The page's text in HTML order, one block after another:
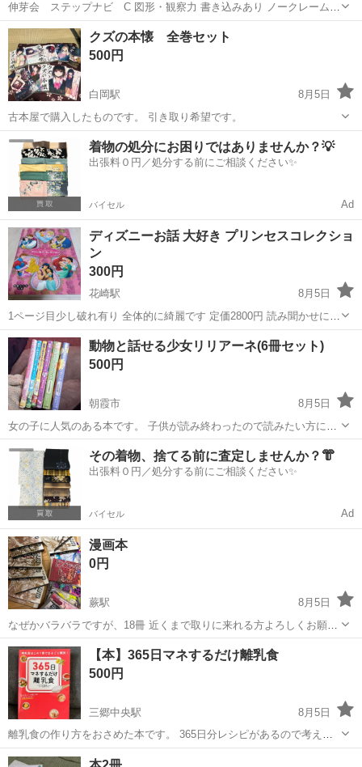
伸芽会 ステップナビ C 図形・観察力 書き込みあり ノークレームノ
ーリターン ご近所でお取り引き可能な方
埼玉 さいたま市 南浦和駅 参考書
クズの本懐 全巻セット
500円
白岡駅
8月5日
古本屋で購入したものです。 引き取り希望です。
埼玉 白岡駅 マンガ、コミック、アニメ セット
着物の処分にお困りではありませんか？💡
出張料０円／処分する前にご相談ください✨
バイセル Ad
ディズニーお話 大好き プリンセスコレクショ
ン
300円
花崎駅
8月5日
1ページ目少し破れ有り 全体的に綺麗です 定価2800円 読み聞かせにど
うぞ
埼玉 加須市 花崎駅 絵本
動物と話せる少女リリアーネ(6冊セット)
500円
朝霞市
8月5日
女の子に人気のある本です。 子供が読み終わったので読みたい方に届
きますように。 小説
埼玉 朝霞市 絵本 セット
その着物、捨てる前に査定しませんか？👘
出張料０円／処分する前にご相談ください✨
バイセル Ad
漫画本
0円
蕨駅
8月5日
なぜかバラバラですが、18冊 近くまで取りに来れる方よろしくお願い
します。
埼玉 蕨市 蕨駅 雑誌
【本】365日マネするだけ離乳食
500円
三郷中央駅
8月5日
離乳食の作り方をおさめた本です。 365日分レシピがあるので考える
手間が無く 何つくろうかな？と思ったときにかなり役立ちました！ ま
埼玉 三郷市 三郷中央駅